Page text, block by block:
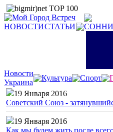
НОВОСТИСТАТЬИ
Новости
Украина
Культура Спорт
19 Января 2016
Советский Союз -
19 Января 2016
Как мы будем жить после